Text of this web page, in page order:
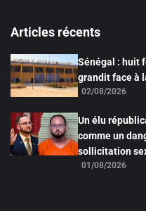
Articles récents
Sénégal : huit
grandit face à
02/08/2026
Un élu
comme un
sollicitation
01/08/2026